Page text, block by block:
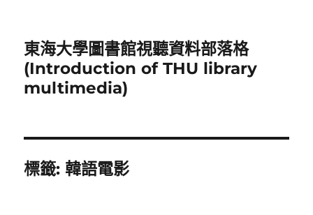
東海大學圖書館視聽資料部落格
(Introduction of THU library
multimedia)
標籤: 韓語電影